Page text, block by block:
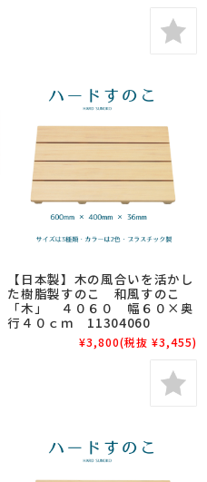
【日本製】木の風合いを活かし
た樹脂製すのこ 和風すのこ
「木」 ４０６０ 幅６０×奥
行４０ｃｍ 11304060
¥3,800(税抜 ¥3,455)